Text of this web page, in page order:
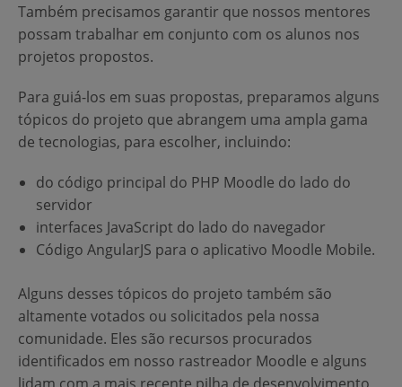
Também precisamos garantir que nossos mentores
possam trabalhar em conjunto com os alunos nos
projetos propostos.
Para guiá-los em suas propostas, preparamos alguns
tópicos do projeto que abrangem uma ampla gama
de tecnologias, para escolher, incluindo:
do código principal do PHP Moodle do lado do
servidor
interfaces JavaScript do lado do navegador
Código AngularJS para o aplicativo Moodle Mobile.
Alguns desses tópicos do projeto também são
altamente votados ou solicitados pela nossa
comunidade. Eles são recursos procurados
identificados em nosso rastreador Moodle e alguns